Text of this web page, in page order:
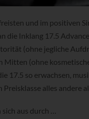
und im positiven
die Inklang 17.5
(ohne jegliche
Mitten (ohne
so erwachsen,
alles andere
sich aus durch …